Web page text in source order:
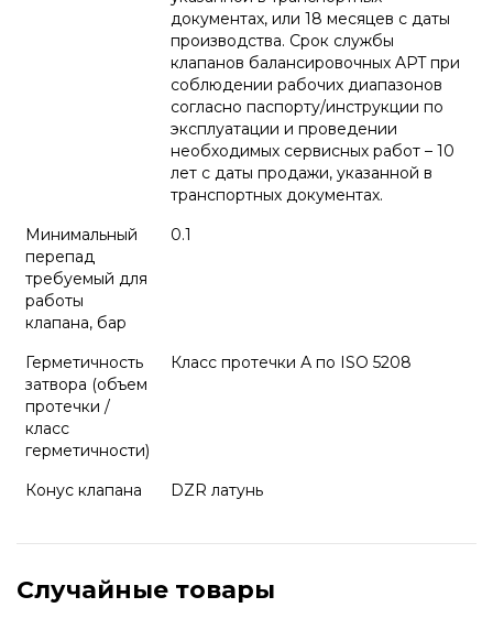
документах, или 18 месяцев с даты
производства. Срок службы
клапанов балансировочных APT при
соблюдении рабочих диапазонов
согласно паспорту/инструкции по
эксплуатации и проведении
необходимых сервисных работ – 10
лет с даты продажи, указанной в
транспортных документах.
Минимальный
перепад
требуемый для
работы
клапана, бар
0.1
Герметичность
затвора (объем
протечки /
класс
герметичности)
Класс протечки А по ISO 5208
Конус клапана DZR латунь
Случайные товары